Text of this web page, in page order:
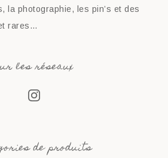
la photographie, les pin’s et des
rares…
les réseaux
de produits